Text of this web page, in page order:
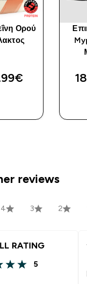
Ορού
reviews
4 3 2
RATING
stars
5